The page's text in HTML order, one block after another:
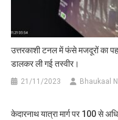
उत्तरकाशी टनल में फंसे मजदूरों का
डालकर ली गई तस्वीर।
21/11/2023 Bhaukaal
केदारनाथ यात्रा मार्ग पर 100 से